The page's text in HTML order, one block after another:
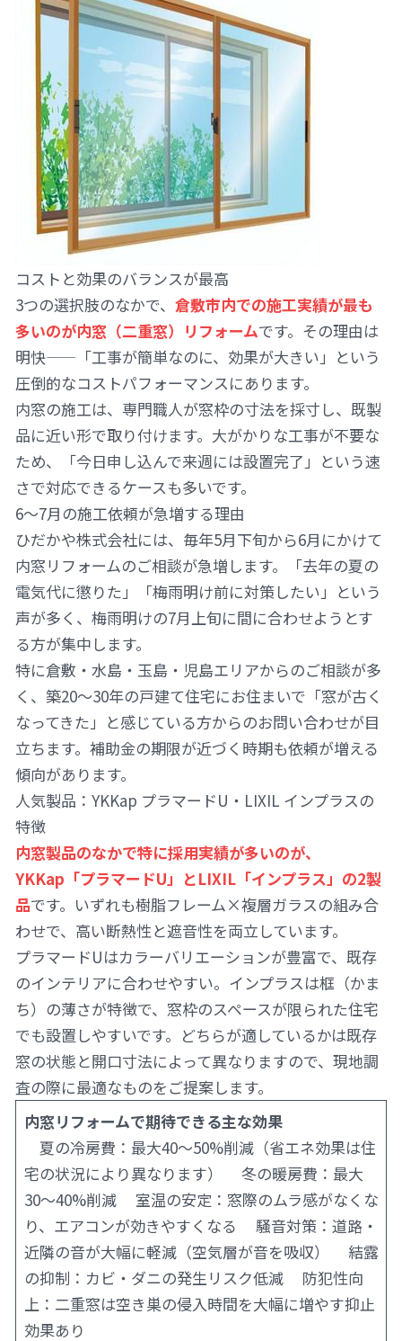
コストと効果のバランスが最高
3つの選択肢のなかで、 倉敷市内での施工実績が最も
多いのが内窓（二重窓）リフォームです。その理由は
明快——「工事が簡単なのに、効果が大きい」という
圧倒的なコストパフォーマンスにあります。
内窓の施工は、専門職人が窓枠の寸法を採寸し、既製
品に近い形で取り付けます。大がかりな工事が不要な
ため、「今日申し込んで来週には設置完了」という速
さで対応できるケースも多いです。
6〜7月の施工依頼が急増する理由
ひだかや株式会社には、毎年5月下旬から6月にかけて
内窓リフォームのご相談が急増します。「去年の夏の
電気代に懲りた」「梅雨明け前に対策したい」という
声が多く、梅雨明けの7月上旬に間に合わせようとす
る方が集中します。
特に倉敷・水島・玉島・児島エリアからのご相談が多
く、築20〜30年の戸建て住宅にお住まいで「窓が古く
なってきた」と感じている方からのお問い合わせが目
立ちます。補助金の期限が近づく時期も依頼が増える
傾向があります。
人気製品：YKKap プラマードU・LIXIL インプラスの
特徴
内窓製品のなかで特に採用実績が多いのが、
YKKap「プラマードU」とLIXIL「インプラス」の2製
品です。いずれも樹脂フレーム×複層ガラスの組み合
わせで、高い断熱性と遮音性を両立しています。
プラマードUはカラーバリエーションが豊富で、既存
のインテリアに合わせやすい。インプラスは框（かま
ち）の薄さが特徴で、窓枠のスペースが限られた住宅
でも設置しやすいです。どちらが適しているかは既存
窓の状態と開口寸法によって異なりますので、現地調
査の際に最適なものをご提案します。
内窓リフォームで期待できる主な効果
夏の冷房費：最大40〜50%削減（省エネ効果は住
宅の状況により異なります） 冬の暖房費：最大
30〜40%削減 室温の安定：窓際のムラ感がなくな
り、エアコンが効きやすくなる 騒音対策：道路・
近隣の音が大幅に軽減（空気層が音を吸収） 結露
の抑制：カビ・ダニの発生リスク低減 防犯性向
上：二重窓は空き巣の侵入時間を大幅に増やす抑止
効果あり